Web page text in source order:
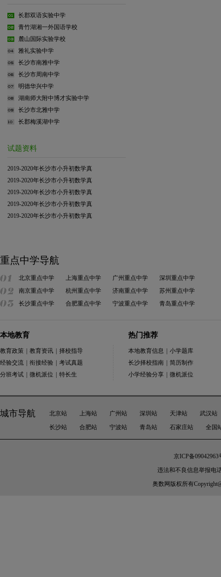
长郡双语实验中学
青竹湖湘一外国语学校
麓山国际实验学校
雅礼实验中学
长沙市南雅中学
长沙市周南中学
明德华兴中学
湖南师大附中博才实验中学
长沙市北雅中学
长郡梅溪湖中学
试题资料
2019-2020年长沙市小升初数学真
2019-2020年长沙市小升初数学真
2019-2020年长沙市小升初数学真
2019-2020年长沙市小升初数学真
2019-2020年长沙市小升初数学真
重点中学导航
北京重点中学 上海重点中学 广州重点中学
深圳重点中学
南京重点中学
杭州重点中学 济南重点中学
苏州重点中学
长沙重点中学
合肥重点中学 宁波重点中学 青岛重点中学
本地教育
教育政策 教育资讯
择校指导
经验交流
衔接经验
考试真题
分班考试
微机派位 特长生
热门推荐
本地教育信息
小学题库
长沙择校指南
简历制作
小学经验分享
微机派位
城市导航 北京站 上海站 广州站 深圳站 天津站
武汉站
长沙站
合肥站 宁波站 青岛站 石家庄站 全国
京ICP备09042963
违法和不良信息举报电
奥数网 版权所有